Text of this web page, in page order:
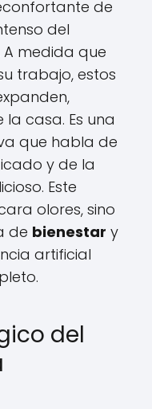
de
del
medida que
trabajo, estos
casa. Es una
que habla de
y de la
Este
olores, sino
de bienestar y
artificial
del